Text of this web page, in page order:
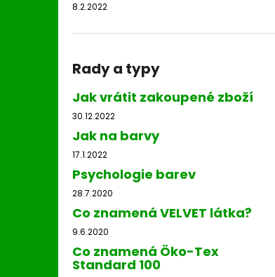
8.2.2022
Rady a typy
Jak vrátit zakoupené zboží
30.12.2022
Jak na barvy
17.1.2022
Psychologie barev
28.7.2020
Co znamená VELVET látka?
9.6.2020
Co znamená Öko-Tex
Standard 100